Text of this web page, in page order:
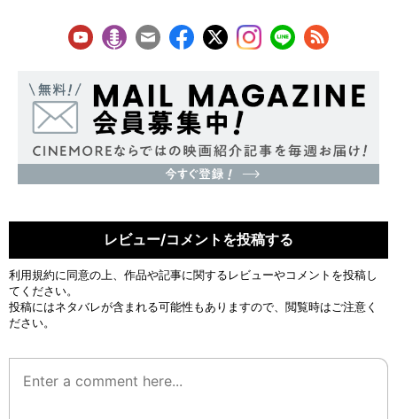
レビュー/コメントを投稿する
利用規約に同意の上、作品や記事に関するレビューやコメントを投稿し
てください。
投稿にはネタバレが含まれる可能性もありますので、閲覧時はご注意く
ださい。